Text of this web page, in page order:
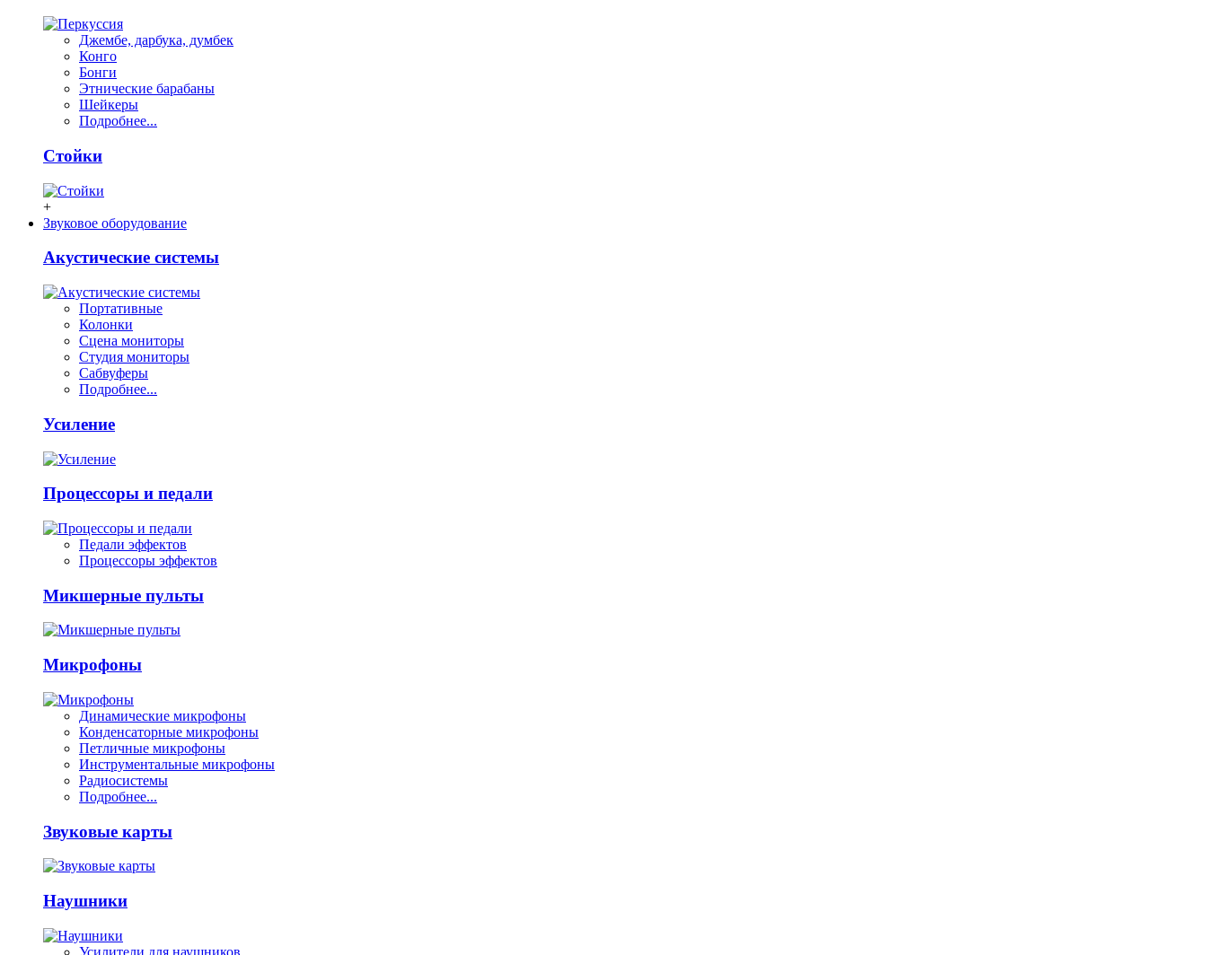
Джембе, дарбука, думбек
Конго
Бонги
Этнические барабаны
Шейкеры
Подробнее...
Стойки
+
Звуковое оборудование
Акустические системы
Портативные
Колонки
Сцена мониторы
Студия мониторы
Сабвуферы
Подробнее...
Усиление
Процессоры и педали
Педали эффектов
Процессоры эффектов
Микшерные пульты
Микрофоны
Динамические микрофоны
Конденсаторные микрофоны
Петличные микрофоны
Инструментальные микрофоны
Радиосистемы
Подробнее...
Звуковые карты
Наушники
Усилители для наушников